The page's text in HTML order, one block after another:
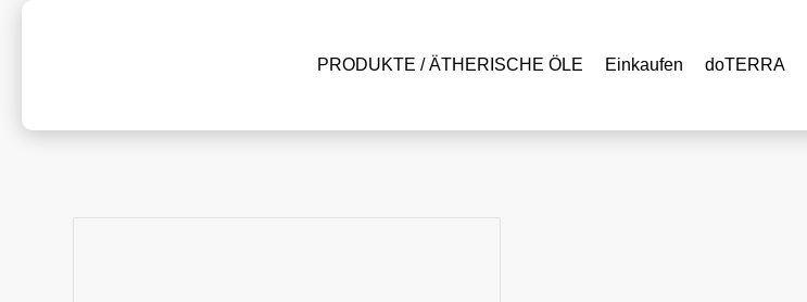
PRODUKTE / ÄTHERISCHE ÖLE Einkaufen doTERRA